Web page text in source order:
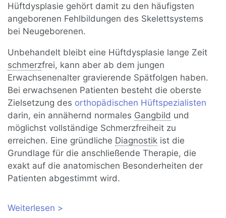
Hüftdysplasie gehört damit zu den häufigsten
angeborenen Fehlbildungen des Skelettsystems
bei Neugeborenen.
Unbehandelt bleibt eine Hüftdysplasie lange Zeit
schmerzfrei, kann aber ab dem jungen
Erwachsenenalter gravierende Spätfolgen haben.
Bei erwachsenen Patienten besteht die oberste
Zielsetzung des orthopädischen Hüftspezialisten
darin, ein annähernd normales Gangbild und
möglichst vollständige Schmerzfreiheit zu
erreichen. Eine gründliche Diagnostik ist die
Grundlage für die anschließende Therapie, die
exakt auf die anatomischen Besonderheiten der
Patienten abgestimmt wird.
Weiterlesen über Hüftdysplasie bei Erwachsenen: